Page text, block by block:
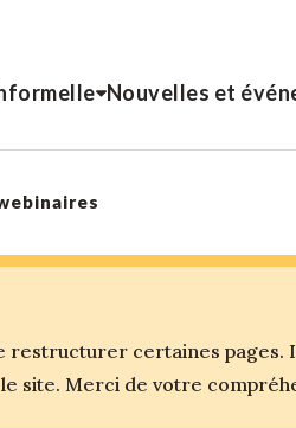
Nouvelles et
certaines pages.
site. Merci de votre